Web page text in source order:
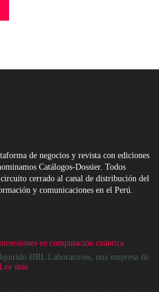
de negocios y revista con ediciones
Catálogos-Dossier. Todos
cerrado al canal de distribución del
y comunicaciones en el Perú.
en computación cuántica
HRL Laboratories, una empresa de
Lee más: